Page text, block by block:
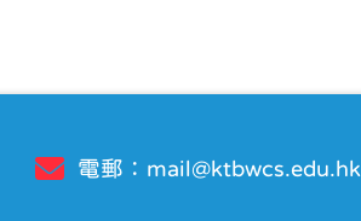
電郵： mail@ktbwcs.edu.hk